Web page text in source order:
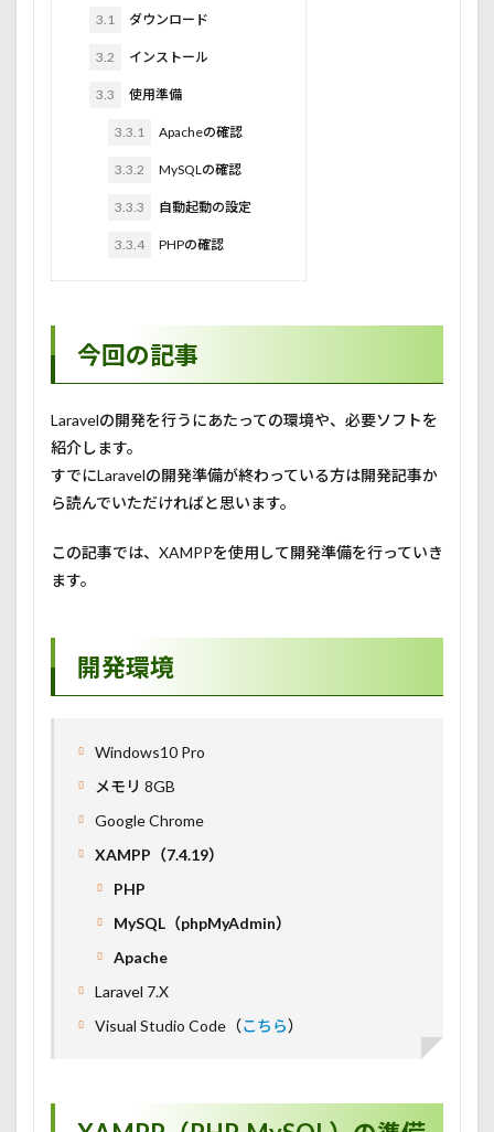
3.1 ダウンロード
3.2 インストール
3.3 使用準備
3.3.1 Apacheの確認
3.3.2 MySQLの確認
3.3.3 自動起動の設定
3.3.4 PHPの確認
今回の記事
Laravelの開発を行うにあたっての環境や、必要ソフトを
紹介します。
すでにLaravelの開発準備が終わっている方は開発記事か
ら読んでいただければと思います。
この記事では、XAMPPを使用して開発準備を行っていき
ます。
開発環境
Windows10 Pro
メモリ 8GB
Google Chrome
XAMPP（7.4.19）
PHP
MySQL（phpMyAdmin）
Apache
Laravel 7.X
Visual Studio Code（こちら）